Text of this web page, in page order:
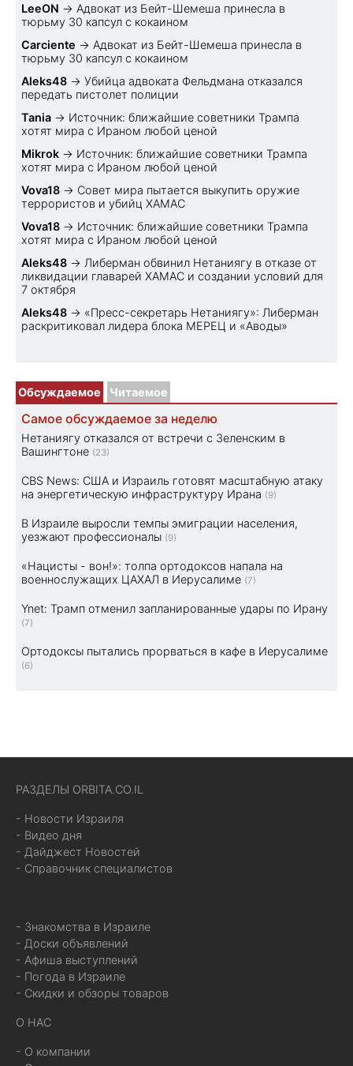
LeeON → Адвокат из Бейт-Шемеша принесла в
тюрьму 30 капсул с кокаином
Carciente → Адвокат из Бейт-Шемеша принесла в
тюрьму 30 капсул с кокаином
Aleks48 → Убийца адвоката Фельдмана отказался
передать пистолет полиции
Tania → Источник: ближайшие советники Трампа
хотят мира с Ираном любой ценой
Mikrok → Источник: ближайшие советники Трампа
хотят мира с Ираном любой ценой
Vova18 → Совет мира пытается выкупить оружие
террористов и убийц ХАМАС
Vova18 → Источник: ближайшие советники Трампа
хотят мира с Ираном любой ценой
Aleks48 → Либерман обвинил Нетаниягу в отказе от
ликвидации главарей ХАМАС и создании условий для
7 октября
Aleks48 → «Пресс-секретарь Нетаниягу»: Либерман
раскритиковал лидера блока МЕРЕЦ и «Аводы»
Обсуждаемое Читаемое
Самое обсуждаемое за неделю
Нетаниягу отказался от встречи с Зеленским в
Вашингтоне (23)
CBS News: США и Израиль готовят масштабную атаку
на энергетическую инфраструктуру Ирана (9)
В Израиле выросли темпы эмиграции населения,
уезжают профессионалы (9)
«Нацисты - вон!»: толпа ортодоксов напала на
военнослужащих ЦАХАЛ в Иерусалиме (7)
Ynet: Трамп отменил запланированные удары по Ирану
(7)
Ортодоксы пытались прорваться в кафе в Иерусалиме
(6)
РАЗДЕЛЫ ORBITA.CO.IL
- Новости Израиля
- Видео дня
- Дайджест Новостей
- Справочник специалистов
- Знакомства в Израиле
- Доски объявлений
- Афиша выступлений
- Погода в Израиле
- Скидки и обзоры товаров
О НАС
- О компании